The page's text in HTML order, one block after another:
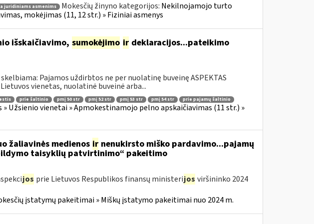
juridiniams asmenims Mokesčių žinyno kategorijos: Nekilnojamojo turto
mokėjimas (11, 12 str.) » Fiziniai asmenys
išskaičiavimo, sumokėjimo irdeklaracijos...pateikimo
Pajamos uždirbtos ne per nuolatinę buveinę ASPEKTAS
vienetas, nuolatinė buveinė arba...
prie šaltinio pmį 50 str pmį 52 str pmį 53 str pmį 54 str prie pajamų šaltinio
Užsienio vienetai » Apmokestinamojo pelno apskaičiavimas (11 str.) »
žaliavinės medienos irnenukirsto miško pardavimo...pajamų
taisyklių patvirtinimo“ pakeitimo
jos prie Lietuvos Respublikos finansų ministerijos viršininko 2024
įstatymų pakeitimai » Miškų įstatymo pakeitimai nuo 2024 m.